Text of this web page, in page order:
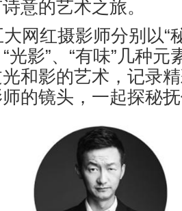
意的艺术之旅。
网红摄影师分别以“
“光影”、“有味”几种
和影的艺术，记录
的镜头，一起探秘